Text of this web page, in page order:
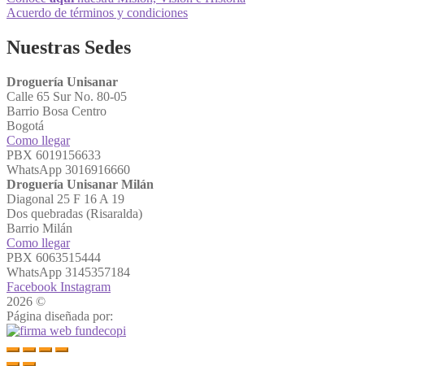
Acuerdo de términos y condiciones
Nuestras Sedes
Droguería Unisanar
Calle 65 Sur No. 80-05
Barrio Bosa Centro
Bogotá
Como llegar
PBX 6019156633
WhatsApp 3016916660
Droguería Unisanar Milán
Diagonal 25 F 16 A 19
Dos quebradas (Risaralda)
Barrio Milán
Como llegar
PBX 6063515444
WhatsApp 3145357184
Facebook Instagram
2026 ©
Página diseñada por: